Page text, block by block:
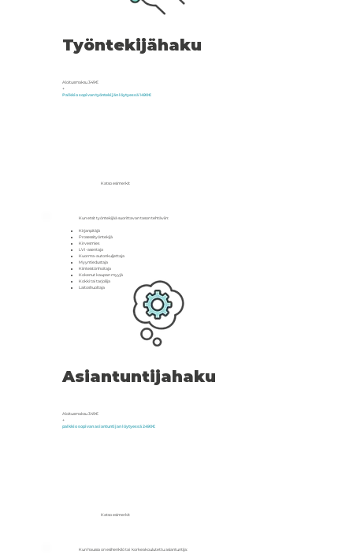
Työntekijähaku
Aloitusmaksu 349€
+
Palkkio sopivan työntekijän löytyessä 1490€
Katso esimerkit
Kun etsit työntekijää suorittavan tason tehtäviin:
Kirjanpitäjä
Prosessityöntekijä
Kirvesmies
LVI-asentaja
Kuorma-autonkuljettaja
Myyntiedustaja
Kiinteistönhoitaja
Kokenut kaupan myyjä
Kokki tai tarjoilija
Laitoshuoltaja
Asiantuntijahaku
Aloitusmaksu 349€
+
palkkio sopivan asiantuntijan löytyessä 2490€
Katso esimerkit
​Kun haussa on esihenkilö tai korkeakoulutettu asiantuntija: